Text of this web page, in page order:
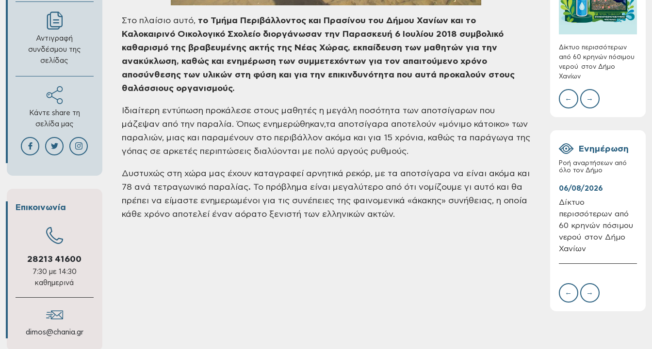
Αντιγραφή
συνδέσμου της
σελίδας
Κάντε share τη
σελίδα μας
Επικοινωνία
28213 41600
7:30 με 14:30
καθημερινά
dimos@chania.gr
Στο πλαίσιο αυτό, το Τμήμα Περιβάλλοντος και Πρασίνου του Δήμου Χανίων και το
Καλοκαιρινό Οικολογικό Σχολείο διοργάνωσαν την Παρασκευή 6 Ιουλίου 2018 συμβολικό
καθαρισμό της βραβευμένης ακτής της Νέας Χώρας, εκπαίδευση των μαθητών για την
ανακύκλωση, καθώς και ενημέρωση των συμμετεχόντων για τον απαιτούμενο χρόνο
αποσύνθεσης των υλικών στη φύση και για την επικινδυνότητα που αυτά προκαλούν στους
θαλάσσιους οργανισμούς.
Ιδιαίτερη εντύπωση προκάλεσε στους μαθητές η μεγάλη ποσότητα των αποτσίγαρων που
μάζεψαν από την παραλία. Όπως ενημερώθηκαν,τα αποτσίγαρα αποτελούν «μόνιμο κάτοικο» των
παραλιών, μιας και παραμένουν στο περιβάλλον ακόμα και για 15 χρόνια, καθώς τα παράγωγα της
γόπας σε αρκετές περιπτώσεις διαλύονται με πολύ αργούς ρυθμούς.
Δυστυχώς στη χώρα μας έχουν καταγραφεί αρνητικά ρεκόρ, με τα αποτσίγαρα να είναι ακόμα και
78 ανά τετραγωνικό παραλίας. Το πρόβλημα είναι μεγαλύτερο από ότι νομίζουμε γι αυτό και θα
πρέπει να είμαστε ενημερωμένοι για τις συνέπειες της φαινομενικά «άκακης» συνήθειας, η οποία
κάθε χρόνο αποτελεί έναν αόρατο ξενιστή των ελληνικών ακτών.
Πίνακες Κατάταξης
& Βαθμολογίας,
Πίνακες
προσληπτέων και
Δήμου Χανίων
Oριστικοί πίνακες
σχέση εργάσιας
ιδιωτικού δικαίου
Δίκτυο περισσότερων
από 60 κρηνών πόσιμου
νερού στον Δήμο
Χανίων
με
← →
Ενημέρωση
Ροή αναρτήσεων από
όλο τον Δήμο
06/08/2026
Δίκτυο
περισσότερων από
60 κρηνών πόσιμου
νερού στον Δήμο
Χανίων
← →